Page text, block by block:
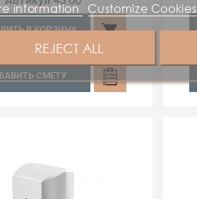
information
Customize Cookies
REJECT ALL
В КОРЗИНУ shopping_cart
СМЕТУ